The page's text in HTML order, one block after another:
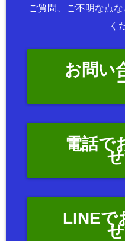
ご質問、ご不明な点
く
お問い
電話で
LINEで